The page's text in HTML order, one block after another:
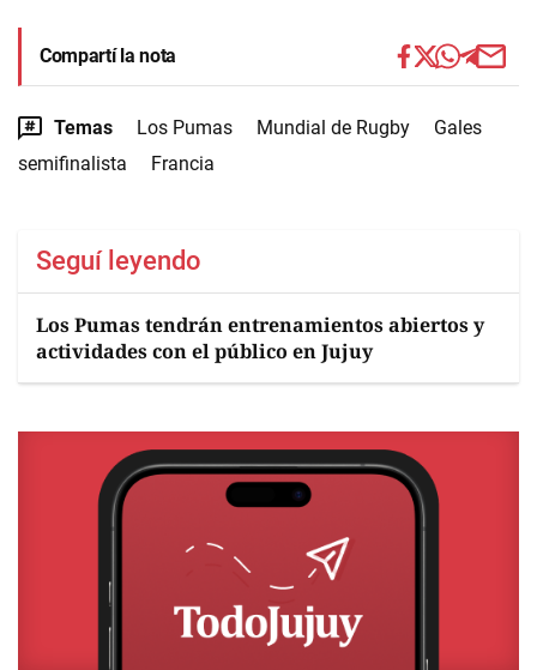
Compartí la nota
Temas Los Pumas Mundial de Rugby
Gales
semifinalista
Francia
Seguí leyendo
Los Pumas tendrán entrenamientos abiertos y
actividades con el público en Jujuy